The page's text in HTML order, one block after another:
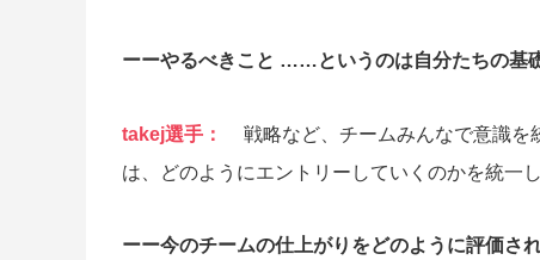
ーーやるべきこと ……というのは自分たちの基
takej選手：
戦略など、チームみんなで意識
は、どのようにエントリーしていくのかを統一
ーー今のチームの仕上がりをどのように評価さ